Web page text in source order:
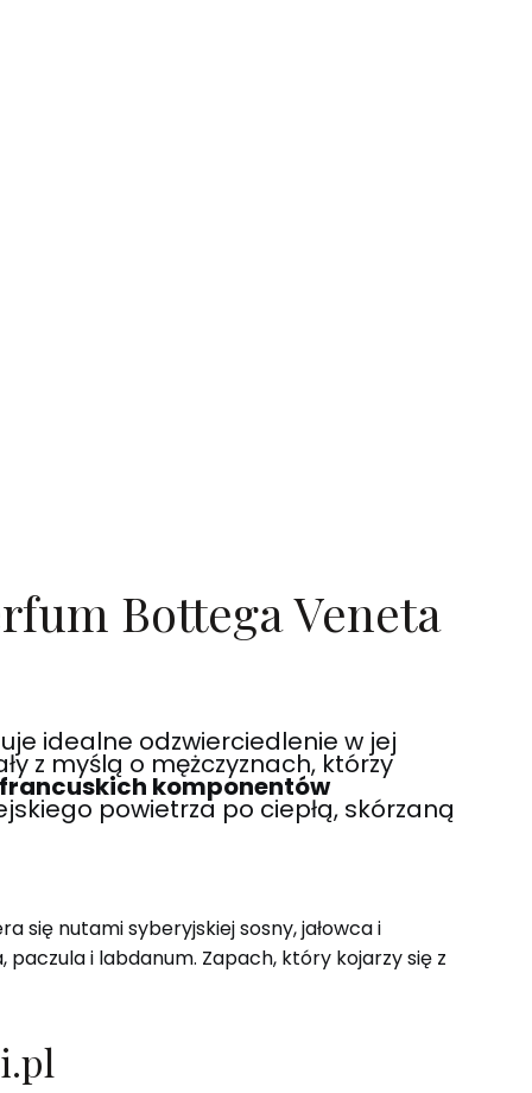
Bottega Veneta
idealne odzwierciedlenie w jej
z myślą o mężczyznach, którzy
francuskich komponentów
powietrza po ciepłą, skórzaną
się nutami syberyjskiej sosny, jałowca i
i labdanum. Zapach, który kojarzy się z